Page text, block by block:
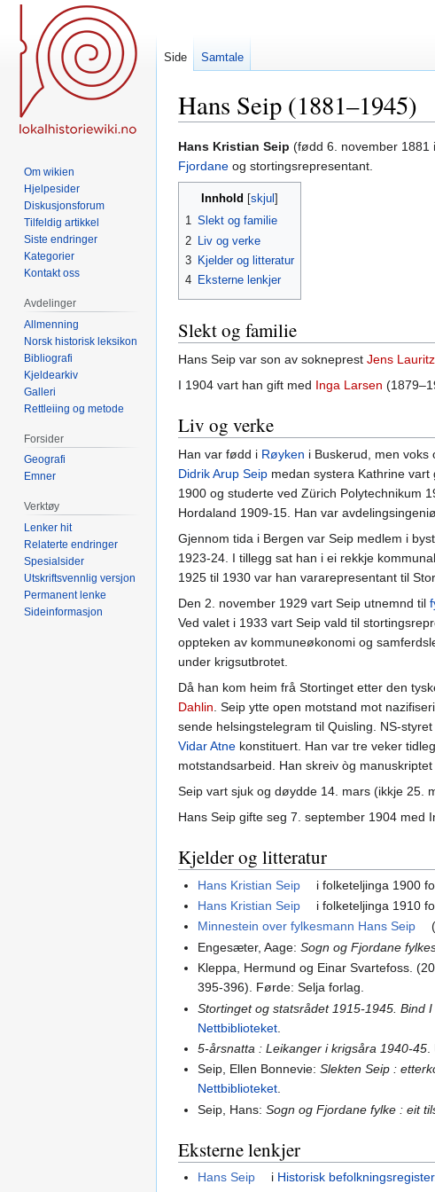
Hans Seip (1881–1945)
Hopp
til
navigering
Hopp
til
søk
Hans Kristian Seip (fødd 6. november 1881 i
Fjordane og stortingsrepresentant.
Innhold
1 Slekt og familie
2
Liv og verke
3 Kjelder og litteratur
4 Eksterne lenkjer
Slekt og familie
Hans Seip var son av sokneprest Jens
I 1904 vart han gift med Inga Larsen
Liv og verke
Han var fødd i Røyken i Buskerud, men voks
Didrik Arup Seip medan systera Kathrine vart
1900 og studerte ved Zürich Polytechnikum
Hordaland 1909-15. Han var
Gjennom tida i Bergen var Seip medlem i
1923-24. I tillegg sat han i ei rekkje
1925 til 1930 var han vararepresentant til
Den 2. november 1929 vart Seip utnemnd til
Ved valet i 1933 vart Seip vald til
oppteken av kommuneøkonomi og
under krigsutbrotet.
Då han kom heim frå Stortinget etter den
Dahlin. Seip ytte open motstand mot
sende helsingstelegram til Quisling. NS-
Vidar Atne konstituert. Han var tre veker
motstandsarbeid. Han skreiv òg
Seip vart sjuk og døydde 14. mars (ikkje 25.
Hans Seip gifte seg 7. september 1904 med
Kjelder og litteratur
Hans Kristian Seip i folketeljinga 1900
Hans Kristian Seip
i folketeljinga 1910
Minnestein over fylkesmann Hans Seip
Engesæter, Aage:Sogn og Fjordane
Kleppa, Hermund og Einar Svartefoss.
395-396). Førde: Selja forlag.
Stortinget og statsrådet 1915-1945. Bind
Nettbiblioteket
5-årsnatta : Leikanger i krigsåra 1940-45
Seip, Ellen Bonnevie:Slekten Seip :
Nettbiblioteket.
Seip, Hans:Sogn og Fjordane fylke : eit
Eksterne lenkjer
Hans Seip i Historisk befolkningsregister.
Side Samtale
Om wikien
Hjelpesider
Diskusjonsforum
Tilfeldig artikkel
Siste endringer
Kategorier
Kontakt oss
Avdelinger
Allmenning
Norsk historisk leksikon
Bibliografi
Kjeldearkiv
Galleri
Rettleiing og metode
Forsider
Geografi
Emner
Verktøy
Lenker hit
Relaterte endringer
Spesialsider
Utskriftsvennlig versjon
Permanent lenke
Sideinformasjon